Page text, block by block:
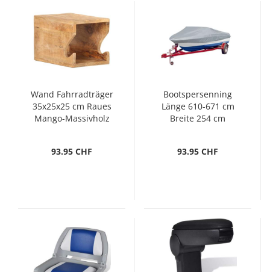
Wand Fahrradträger
35x25x25 cm Raues
Mango-Massivholz
93.95 CHF
Bootspersenning
Länge 610-671 cm
Breite 254 cm
93.95 CHF